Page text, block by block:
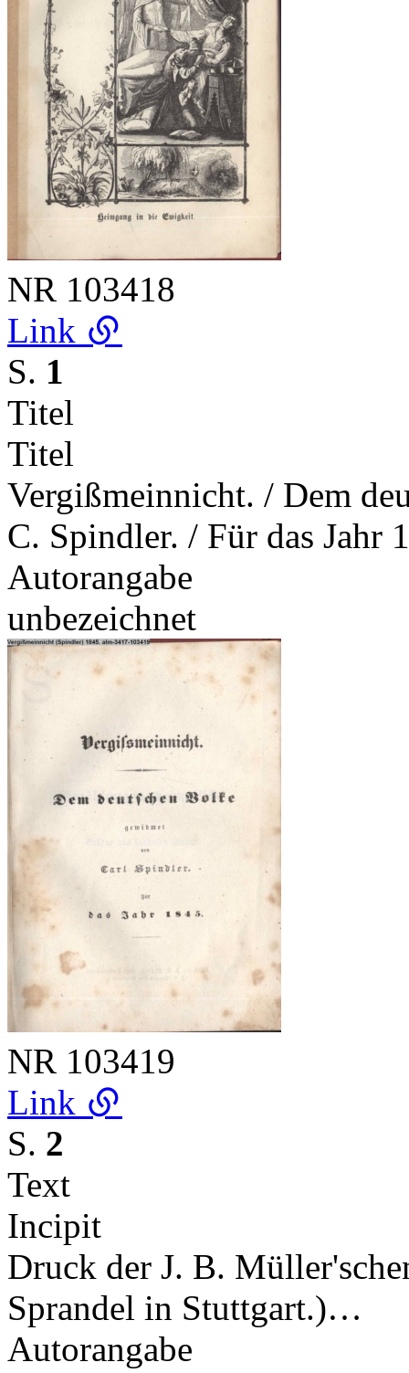
NR 103418
Link
S. 1
Titel
Titel
Vergißmeinnicht. / Dem
C. Spindler. / Für das Jahr
Autorangabe
unbezeichnet
NR 103419
Link
S. 2
Text
Incipit
Druck der J. B.
Sprandel in Stuttgart.)…
Autorangabe